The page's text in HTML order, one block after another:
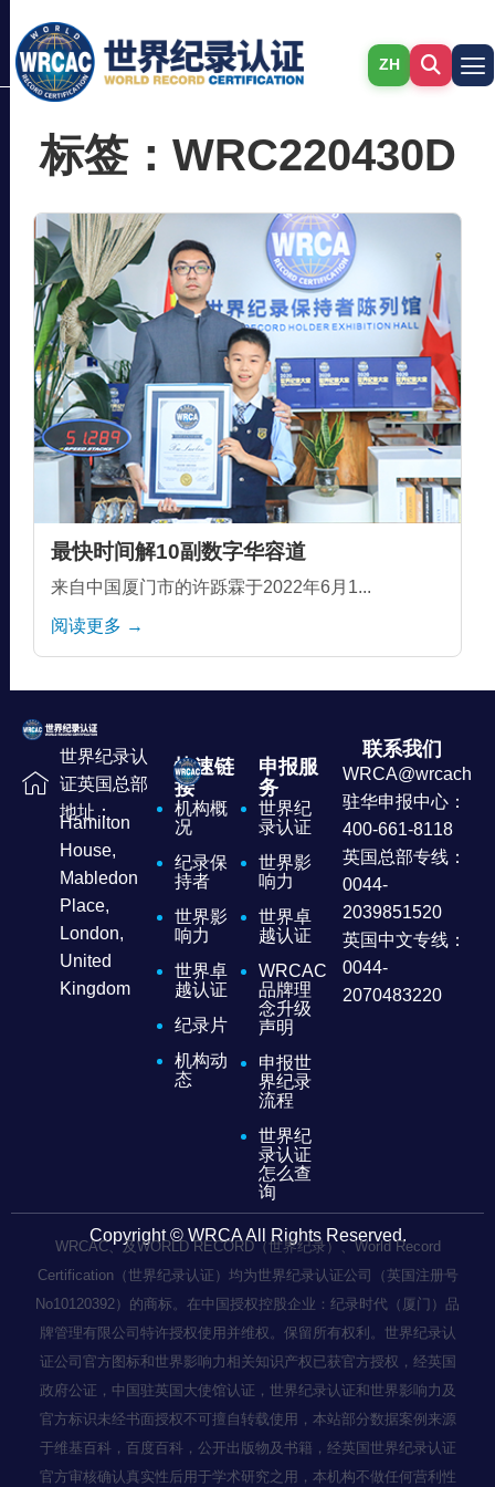
ZH
标签：WRC220430D
最快时间解10副数字华容道
来自中国厦门市的许跞霖于2022年6月1...
阅读更多 →
世界纪录认
证英国总部
地址：
Hamilton
House,
Mabledon
Place,
London,
United
Kingdom
快速链
接
机构概
况
纪录保
持者
世界影
响力
世界卓
越认证
纪录片
机构动
态
申报服
务
世界纪
录认证
世界影
响力
世界卓
越认证
WRCAC
品牌理
念升级
声明
申报世
界纪录
流程
世界纪
录认证
怎么查
询
联系我们
驻华申报中心：
400-661-8118
英国总部专线：
0044-
2039851520
英国中文专线：
0044-
2070483220
Copyright © WRCA All Rights Reserved.
WRCAC、及WORLD RECORD（世界纪录）、World Record
Certification（世界纪录认证）均为世界纪录认证公司（英国注册号
No10120392）的商标。在中国授权控股企业：纪录时代（厦门）品
牌管理有限公司特许授权使用并维权。保留所有权利。世界纪录认
证公司官方图标和世界影响力相关知识产权已获官方授权，经英国
政府公证，中国驻英国大使馆认证，世界纪录认证和世界影响力及
官方标识未经书面授权不可擅自转载使用，本站部分数据案例来源
于维基百科，百度百科，公开出版物及书籍，经英国世界纪录认证
官方审核确认真实性后用于学术研究之用，本机构不做任何营利性